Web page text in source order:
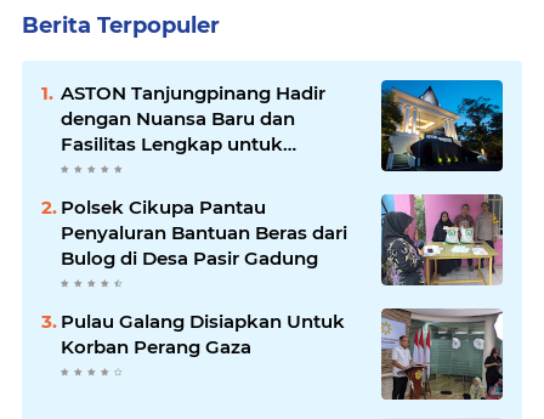
Berita Terpopuler
ASTON Tanjungpinang Hadir
dengan Nuansa Baru dan
Fasilitas Lengkap untuk
Kenyamanan Tamu
Polsek Cikupa Pantau
Penyaluran Bantuan Beras dari
Bulog di Desa Pasir Gadung
Pulau Galang Disiapkan Untuk
Korban Perang Gaza